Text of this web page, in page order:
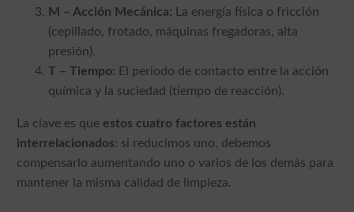
M – Acción Mecánica: La energía física o fricción
(cepillado, frotado, máquinas fregadoras, alta
presión).
T – Tiempo: El periodo de contacto entre la acción
química y la suciedad (tiempo de reacción).
La clave es que estos cuatro factores están
interrelacionados: si reducimos uno, debemos
compensarlo aumentando uno o varios de los demás para
mantener la misma calidad de limpieza.